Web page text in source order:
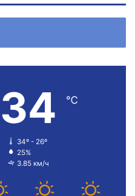
34 ℃
34º - 26º
25%
3.85 км/ч